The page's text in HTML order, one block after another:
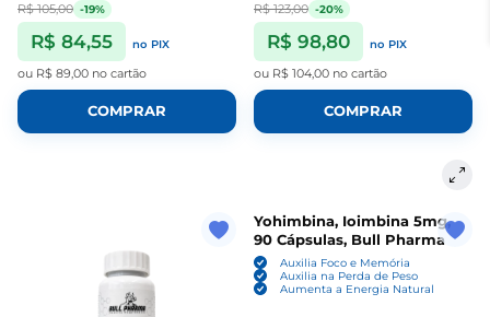
R$ 105,00 -19%
R$ 84,55 no PIX
ou R$ 89,00 no cartão
COMPRAR
R$ 123,00 -20%
R$ 98,80 no PIX
ou R$ 104,00 no cartão
COMPRAR
Yohimbina, Ioimbina 5mg,
90 Cápsulas, Bull Pharma
Auxilia Foco e Memória
Auxilia na Perda de Peso
Aumenta a Energia Natural